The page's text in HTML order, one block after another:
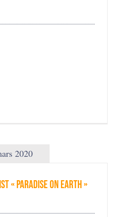
2020
« Paradise on Earth »